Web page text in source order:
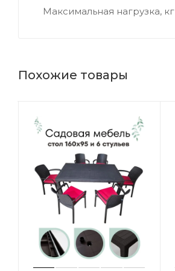
Максимальная нагрузка, кг
Похожие товары